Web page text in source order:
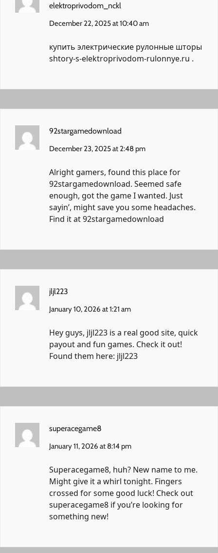
elektroprivodom_nckl
December 22, 2025 at 10:40 am
купить электрические рулонные шторы
shtory-s-elektroprivodom-rulonnye.ru .
92stargamedownload
December 23, 2025 at 2:48 pm
Alright gamers, found this place for
92stargamedownload. Seemed safe
enough, got the game I wanted. Just
sayin’, might save you some headaches.
Find it at92stargamedownload
jljl223
January 10, 2026 at 1:21 am
Hey guys, jljl223 is a real good site, quick
payout and fun games. Check it out!
Found them here: jljl223
superacegame8
January 11, 2026 at 8:14 pm
Superacegame8, huh? New name to me.
Might give it a whirl tonight. Fingers
crossed for some good luck! Check out
superacegame8 if you’re looking for
something new!